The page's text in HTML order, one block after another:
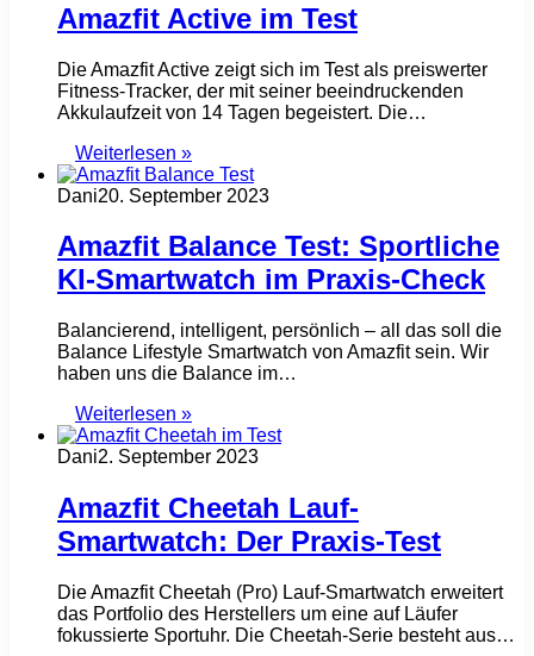
Amazfit Active im Test
Die Amazfit Active zeigt sich im Test als preiswerter
Fitness-Tracker, der mit seiner beeindruckenden
Akkulaufzeit von 14 Tagen begeistert. Die…
Weiterlesen »
Dani20. September 2023
Amazfit Balance Test: Sportliche
KI-Smartwatch im Praxis-Check
Balancierend, intelligent, persönlich – all das soll die
Balance Lifestyle Smartwatch von Amazfit sein. Wir
haben uns die Balance im…
Weiterlesen »
Dani2. September 2023
Amazfit Cheetah Lauf-
Smartwatch: Der Praxis-Test
Die Amazfit Cheetah (Pro) Lauf-Smartwatch erweitert
das Portfolio des Herstellers um eine auf Läufer
fokussierte Sportuhr. Die Cheetah-Serie besteht aus…